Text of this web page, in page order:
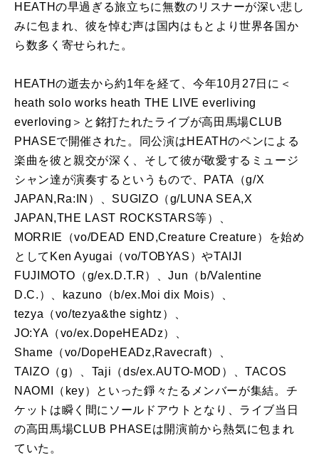
HEATHの早過ぎる旅立ちに無数のリスナーが深い悲し
みに包まれ、彼を悼む声は国内はもとより世界各国か
ら数多く寄せられた。
HEATHの逝去から約1年を経て、今年10月27日に＜
heath solo works heath THE LIVE everliving
everloving＞と銘打たれたライブが高田馬場CLUB
PHASEで開催された。同公演はHEATHのペンによる
楽曲を彼と親交が深く、そして彼が敬愛するミュージ
シャン達が演奏するというもので、PATA（g/X
JAPAN,Ra:IN）、SUGIZO（g/LUNA SEA,X
JAPAN,THE LAST ROCKSTARS等）、
MORRIE（vo/DEAD END,Creature Creature）を始め
としてKen Ayugai（vo/TOBYAS）やTAIJI
FUJIMOTO（g/ex.D.T.R）、Jun（b/Valentine
D.C.）、kazuno（b/ex.Moi dix Mois）、
tezya（vo/tezya&the sightz）、
JO:YA（vo/ex.DopeHEADz）、
Shame（vo/DopeHEADz,Ravecraft）、
TAIZO（g）、Taji（ds/ex.AUTO-MOD）、TACOS
NAOMI（key）といった錚々たるメンバーが集結。チ
ケットは瞬く間にソールドアウトとなり、ライブ当日
の高田馬場CLUB PHASEは開演前から熱気に包まれ
ていた。